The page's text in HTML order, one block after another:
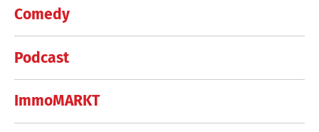
Comedy
Podcast
ImmoMARKT